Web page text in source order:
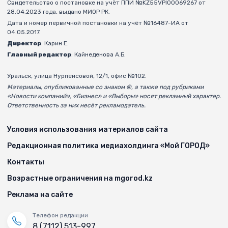
Свидетельство о постановке на учёт ППИ №KZ55VPI00069267 от
28.04.2023 года, выдано МИОР РК.
Дата и номер первичной постановки на учёт №16487-ИА от
04.05.2017.
Директор: Карин Е.
Главный редактор: Кайнеденова А.Б.
Уральск, улица Нурпеисовой, 12/1, офис №102.
Материалы, опубликованные со знаком ®, а также под рубриками
«Новости компаний», «Бизнес» и «Выборы» носят рекламный характер.
Ответственность за них несёт рекламодатель.
Условия использования материалов сайта
Редакционная политика медиахолдинга «Мой ГОРОД»
Контакты
Возрастные ограничения на mgorod.kz
Реклама на сайте
Телефон редакции